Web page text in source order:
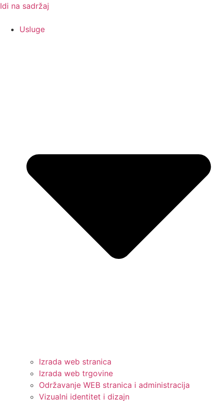
Idi na sadržaj
Usluge
Izrada web stranica
Izrada web trgovine
Održavanje WEB stranica i administracija
Vizualni identitet i dizajn